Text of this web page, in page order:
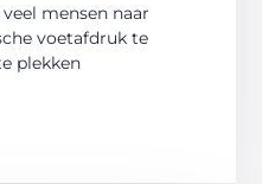
mensen naar
voetafdruk te
plekken